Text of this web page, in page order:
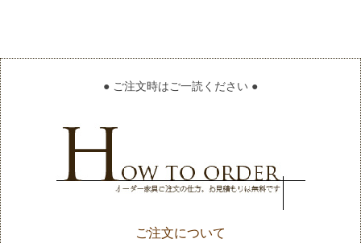
● ご注文時はご一読ください ●
ご注文について